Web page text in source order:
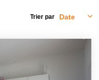
Agents
Trier par